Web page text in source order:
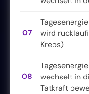
07
wird
Krebs)
08
wechselt in
Tatkraft